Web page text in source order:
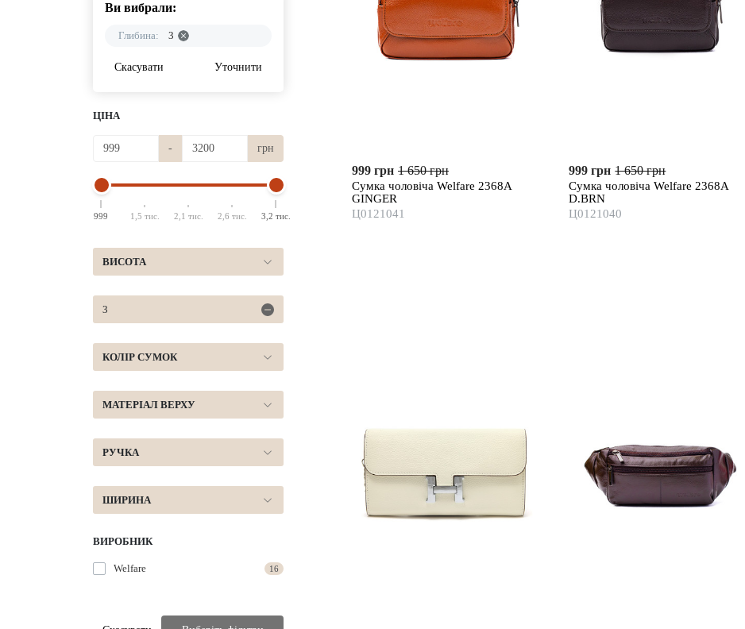
Ви вибрали:
Глибина: 3
Скасувати Уточнити
ЦІНА
- грн
999 1,5 тис. 2,1 тис. 2,6 тис. 3,2 тис.
ВИСОТА
3
КОЛІР СУМОК
МАТЕРІАЛ ВЕРХУ
РУЧКА
ШИРИНА
ВИРОБНИК
Welfare 16
999 грн 1 650 грн
Сумка чоловіча Welfare 2368A
GINGER
Ц0121041
999 грн 1 650 грн
Сумка чоловіча Welfare 2368A
D.BRN
Ц0121040